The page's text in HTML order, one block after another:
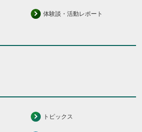
体験談・活動レポート
トピックス